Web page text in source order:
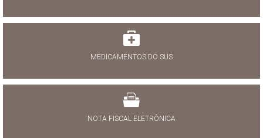
MEDICAMENTOS DO SUS
NOTA FISCAL ELETRÔNICA